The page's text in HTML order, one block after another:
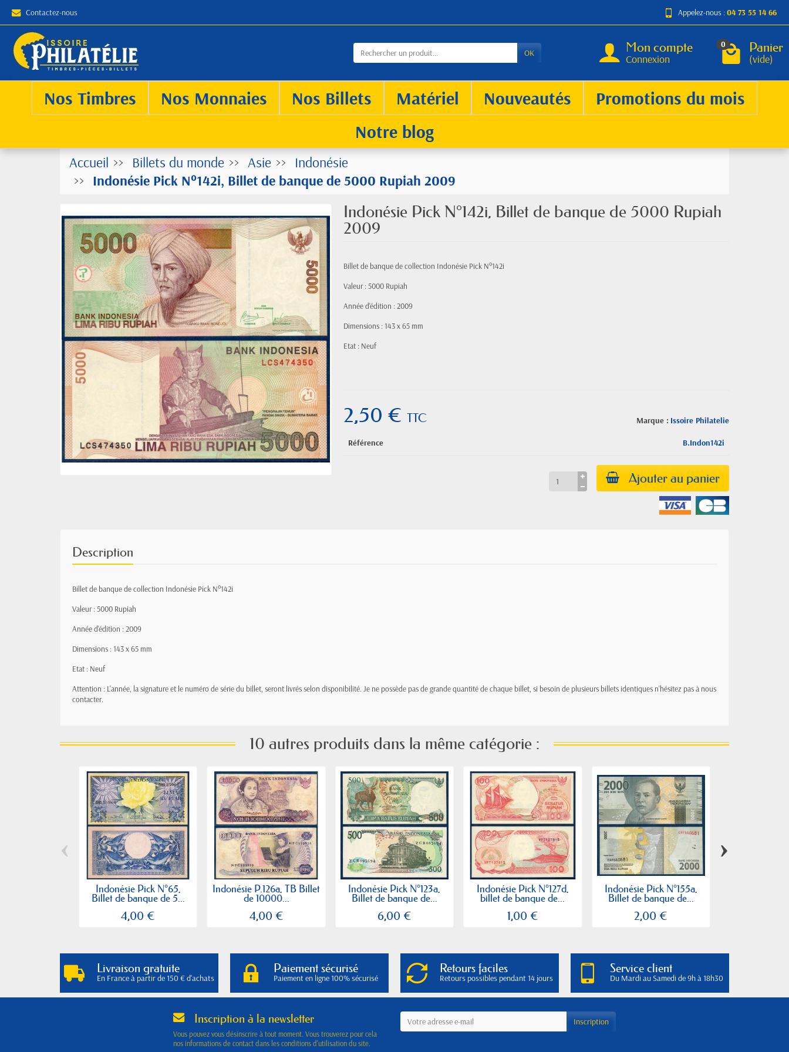
Contactez-nous Appelez-nous :04 73 55 14 66
OK Mon compte
Connexion
0 Panier
(vide)
Nos Timbres Nos Monnaies Nos Billets Matériel Nouveautés
Promotions du mois
Notre blog
Accueil Billets du monde Asie
Indonésie
Indonésie Pick N°142i, Billet de banque de 5000 Rupiah 2009
Indonésie Pick N°142i, Billet de banque de 5000 Rupiah
2009
Billet de banque de collection Indonésie Pick N°142i
Valeur : 5000 Rupiah
Année d'édition : 2009
Dimensions : 143 x 65 mm
Etat : Neuf
Marque : Issoire Philatelie
2,50 €TTC
Référence B.Indon142i
Ajouter au panier
Description
Billet de banque de collection Indonésie Pick N°142i
Valeur : 5000 Rupiah
Année d'édition : 2009
Dimensions : 143 x 65 mm
Etat : Neuf
Attention : L'année, la signature et le numéro de série du billet, seront livrés selon disponibilité. Je ne possède pas de grande quantité de chaque billet, si besoin de plusieurs billets identiques n'hésitez pas à nous
contacter.
10 autres produits dans la même catégorie :
Indonésie Pick N°65,
Billet de banque de 5...
4,00 €
Indonésie P.126a, TB Billet
de 10000...
4,00 €
Indonésie Pick N°123a,
Billet de banque de...
6,00 €
Indonésie Pick N°127d,
billet de banque de...
1,00 €
Indonésie Pick N°155a,
Billet de banque de...
2,00 €
‹ ›
Livraison gratuite
En France à partir de 150 € d'achats
Paiement sécurisé
Paiement en ligne 100% sécurisé
Retours faciles
Retours possibles pendant 14 jours
Service client
Du Mardi au Samedi de 9h à 18h30
Inscription à la newsletter
Vous pouvez vous désinscrire à tout moment. Vous trouverez pour cela
nos informations de contact dans les conditions d'utilisation du site.